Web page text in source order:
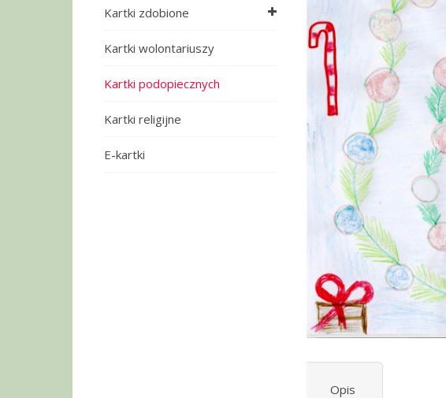
Kartki zdobione
Kartki wolontariuszy
Kartki podopiecznych
Kartki religijne
E-kartki
Opis